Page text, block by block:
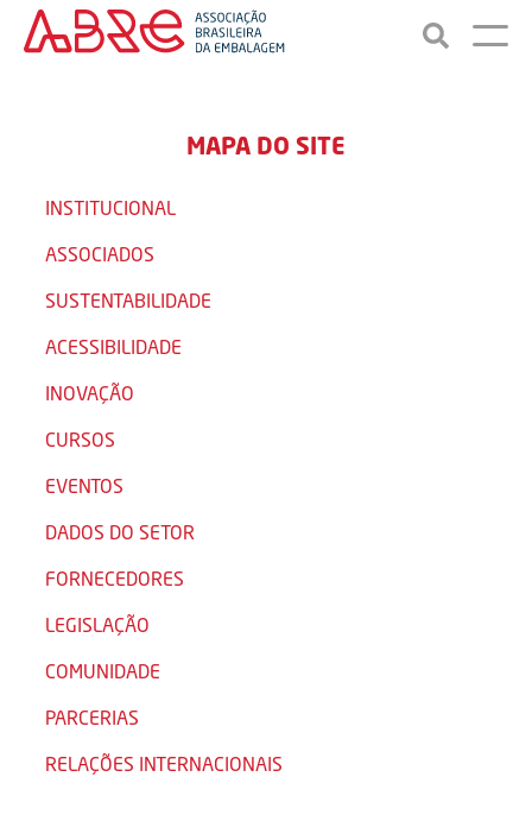
MAPA DO SITE
INSTITUCIONAL
ASSOCIADOS
SUSTENTABILIDADE
ACESSIBILIDADE
INOVAÇÃO
CURSOS
EVENTOS
DADOS DO SETOR
FORNECEDORES
LEGISLAÇÃO
COMUNIDADE
PARCERIAS
RELAÇÕES INTERNACIONAIS